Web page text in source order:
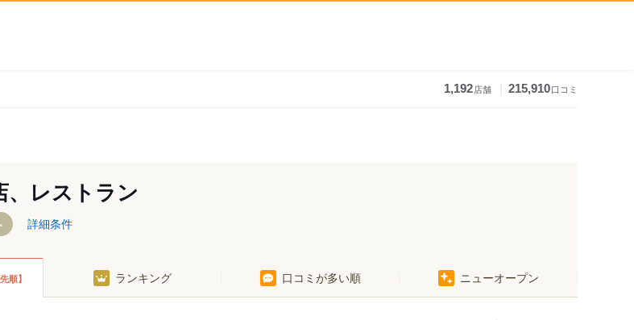
1,192店舗 215,910口コミ
、レストラン
詳細条件
順】 ランキング 口コミが多い順 ニューオープン